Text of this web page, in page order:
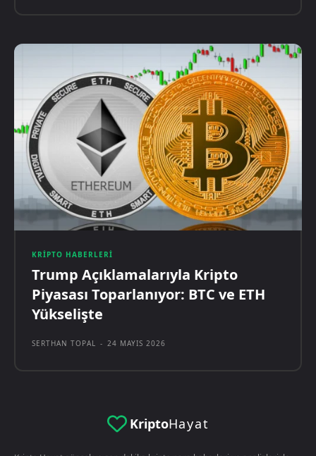
KRIPTO HABERLERI
Trump Açıklamalarıyla Kripto
Piyasası Toparlanıyor: BTC ve ETH
Yükselişte
SERTHAN TOPAL - 24 MAYIS 2026
KriptoHayat